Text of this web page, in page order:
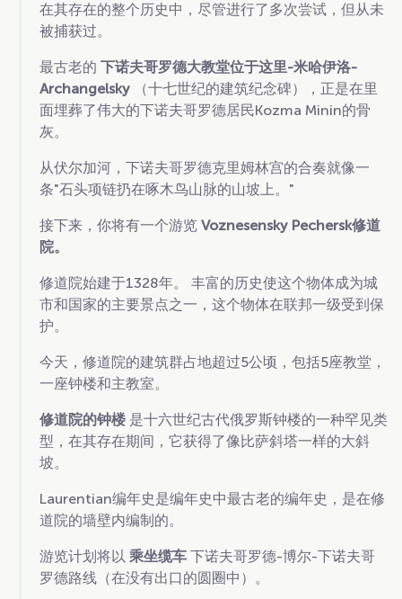
在其存在的整个历史中，尽管进行了多次尝试，但从未
被捕获过。
最古老的 下诺夫哥罗德大教堂位于这里-米哈伊洛-
Archangelsky （十七世纪的建筑纪念碑），正是在里
面埋葬了伟大的下诺夫哥罗德居民Kozma Minin的骨
灰。
从伏尔加河，下诺夫哥罗德克里姆林宫的合奏就像一
条"石头项链扔在啄木鸟山脉的山坡上。"
接下来，你将有一个游览 Voznesensky Pechersk修道
院。
修道院始建于1328年。 丰富的历史使这个物体成为城
市和国家的主要景点之一，这个物体在联邦一级受到保
护。
今天，修道院的建筑群占地超过5公顷，包括5座教堂，
一座钟楼和主教室。
修道院的钟楼 是十六世纪古代俄罗斯钟楼的一种罕见类
型，在其存在期间，它获得了像比萨斜塔一样的大斜
坡。
Laurentian编年史是编年史中最古老的编年史，是在修
道院的墙壁内编制的。
游览计划将以 乘坐缆车 下诺夫哥罗德-博尔-下诺夫哥
罗德路线（在没有出口的圆圈中）。